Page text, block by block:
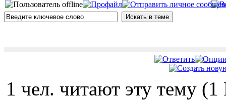
1 чел. читают эту тему